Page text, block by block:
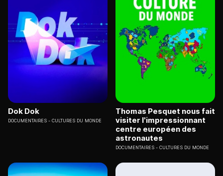
Dok Dok
DOCUMENTAIRES CULTURES DU MONDE
Thomas Pesquet nous fait
visiter l'impressionnant
centre européen des
astronautes
DOCUMENTAIRES CULTURES DU MONDE